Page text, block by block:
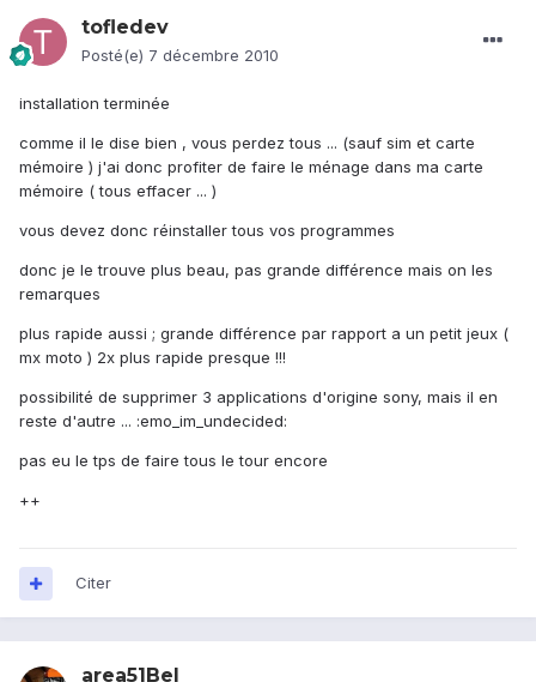
tofledev
Posté(e) 7 décembre 2010
installation terminée
comme il le dise bien , vous perdez tous ... (sauf sim et carte
mémoire ) j'ai donc profiter de faire le ménage dans ma carte
mémoire ( tous effacer ... )
vous devez donc réinstaller tous vos programmes
donc je le trouve plus beau, pas grande différence mais on les
remarques
plus rapide aussi ; grande différence par rapport a un petit jeux (
mx moto ) 2x plus rapide presque !!!
possibilité de supprimer 3 applications d'origine sony, mais il en
reste d'autre ... :emo_im_undecided:
pas eu le tps de faire tous le tour encore
++
Citer
area51Bel